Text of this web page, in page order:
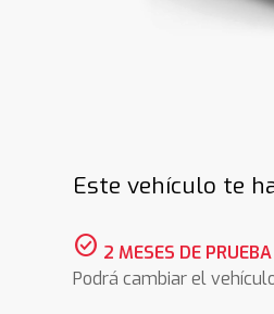
Este vehículo te
check_circle 2 MESES DE
Podrá cambiar el